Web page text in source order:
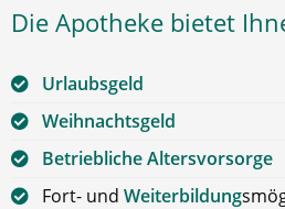
Die Apotheke bietet
Urlaubsgeld
Weihnachtsgeld
Betriebliche Altersvorsorge
Fort- und Weiterbildung